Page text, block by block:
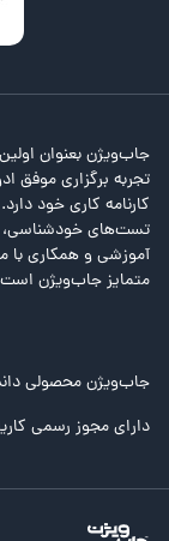
جاب‌ویژن بعنوان
تجربه برگزاری موفق
کارنامه کاری خود
تست‌های خودشناسی،
آموزشی و همکاری با
متمایز جاب‌ویژن
جاب‌ویژن محصولی
دارای مجوز رسمی